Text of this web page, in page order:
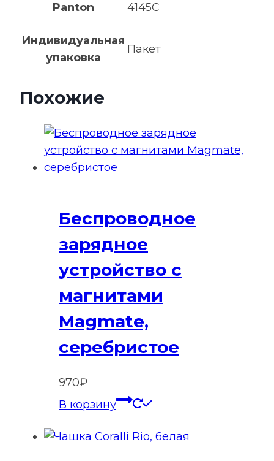
Panton 4145С
Индивидуальная
упаковка
Пакет
Похожие
Беспроводное
зарядное
устройство с
магнитами
Magmate,
серебристое
970₽
В корзину